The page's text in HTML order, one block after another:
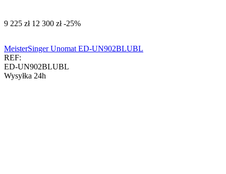
‍9 225‍ zł ‍12 300‍ zł -25%
MeisterSinger Unomat ED-UN902BLUBL
REF:
ED-UN902BLUBL
Wysyłka 24h